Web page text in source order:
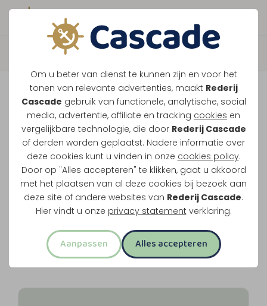
Om u beter van dienst te kunnen zijn en voor het
tonen van relevante advertenties, maakt Rederij
Cascade gebruik van functionele, analytische, social
media, advertentie, affiliate en tracking cookies en
vergelijkbare technologie, die door Rederij Cascade
of derden worden geplaatst. Nadere informatie over
deze cookies kunt u vinden in onze cookies policy.
Door op "Alles accepteren" te klikken, gaat u akkoord
met het plaatsen van al deze cookies bij bezoek aan
deze site of andere websites van Rederij Cascade.
Hier vindt u onze privacy statement verklaring.
Aanpassen Alles accepteren
Boek direct je vaart
Terug
Maasparel Tocht
Vaar langs Maasbracht, Wessem en het witte
stadje Thorn. Dit klassieke rondje over de
Maasplassen vertrekt vanuit Maasbracht of
Thorn.
Midden-Limburg in één rondvaart
Twee uur varen
Opstappen in Maasbracht of Thorn
Meest familievriendelijke rondvaart